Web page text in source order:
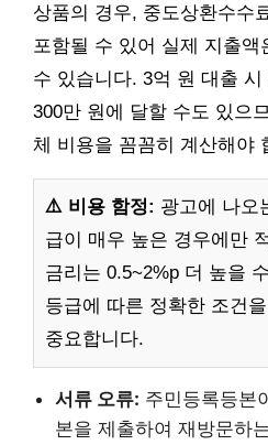
상품의 경우, 중도상환수수
포함될 수 있어 실제 지출액
수 있습니다. 3억 원 대출
300만 원에 달할 수도 있으
체 비용을 꼼꼼히 계산해야
⚠️ 비용 함정: 광고에 나오
급이 매우 높은 경우에만
금리는 0.5~2%p 더 높을
등급에 따른 정확한 조건
중요합니다.
서류 오류: 주민등록등본
본을 제출하여 재방문하